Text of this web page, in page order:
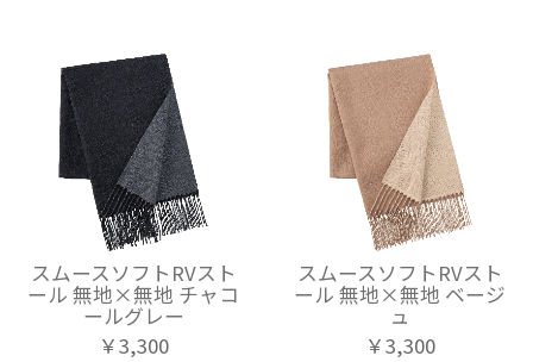
スムースソフトRVスト
ール 無地×無地 チャコ
ールグレー
￥3,300
スムースソフトRVスト
ール 無地×無地 ベージ
ュ
￥3,300